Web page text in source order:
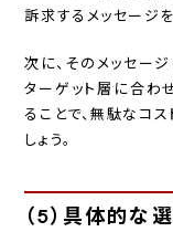
訴求するメッセージを
次に、そのメッセー
ターゲット層に合わ
ることで、無駄なコ
しょう。
（5）具体的な